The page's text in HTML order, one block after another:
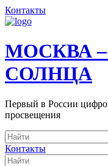
Контакты
МОСКВА
СОЛНЦА
Первый в России
просвещения
Контакты